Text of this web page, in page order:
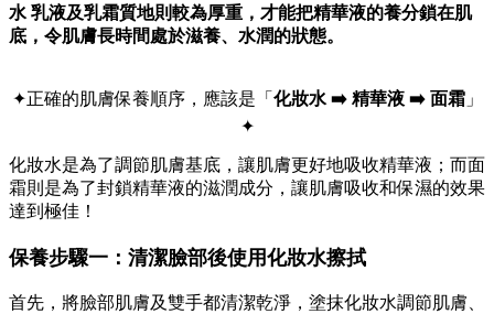
✦正確的肌膚保養順序，應該是「 化妝水 ➡️ 精華液 ➡️ 面霜」
✦
化妝水是為了調節肌膚基底，讓肌膚更好地吸收精華液；而面
霜則是為了封鎖精華液的滋潤成分，讓肌膚吸收和保濕的效果
達到極佳！
保養步驟一：清潔臉部後使用化妝水擦拭
首先，將臉部肌膚及雙手都清潔乾淨，塗抹化妝水調節肌膚、